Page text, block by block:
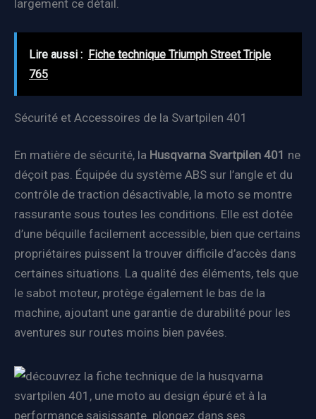
largement ce détail.
Lire aussi : Fiche technique Triumph Street Triple
765
Sécurité et Accessoires de la Svartpilen 401
En matière de sécurité, la Husqvarna Svartpilen 401 ne
déçoit pas. Équipée du système ABS sur l’angle et du
contrôle de traction désactivable, la moto se montre
rassurante sous toutes les conditions. Elle est dotée
d’une béquille facilement accessible, bien que certains
propriétaires puissent la trouver difficile d’accès dans
certaines situations. La qualité des éléments, tels que
le sabot moteur, protège également le bas de la
machine, ajoutant une garantie de durabilité pour les
aventures sur routes moins bien pavées.